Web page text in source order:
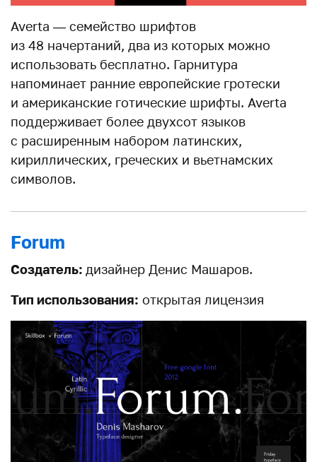
Averta — семейство шрифтов
из 48 начертаний, два из которых можно
использовать бесплатно. Гарнитура
напоминает ранние европейские гротески
и американские готические шрифты. Averta
поддерживает более двухсот языков
с расширенным набором латинских,
кириллических, греческих и вьетнамских
символов.
Forum
Создатель: дизайнер Денис Машаров.
Тип использования: открытая лицензия